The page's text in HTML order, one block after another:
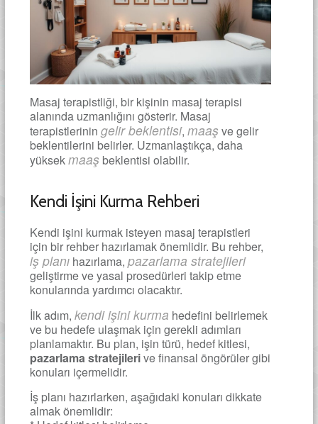
Masaj terapistliği, bir kişinin masaj terapisi
alanında uzmanlığını gösterir. Masaj
terapistlerinin gelir beklentisi, maaş ve gelir
beklentilerini belirler. Uzmanlaştıkça, daha
yüksekmaaş beklentisi olabilir.
Kendi İşini Kurma Rehberi
Kendi işini kurmak isteyen masaj terapistleri
için bir rehber hazırlamak önemlidir. Bu rehber,
iş planıhazırlama, pazarlama stratejileri
geliştirme ve yasal prosedürleri takip etme
konularında yardımcı olacaktır.
İlk adım, kendi işini kurma hedefini belirlemek
ve bu hedefe ulaşmak için gerekli adımları
planlamaktır. Bu plan, işin türü, hedef kitlesi,
pazarlama stratejilerive finansal öngörüler gibi
konuları içermelidir.
İş planı hazırlarken, aşağıdaki konuları dikkate
almak önemlidir: